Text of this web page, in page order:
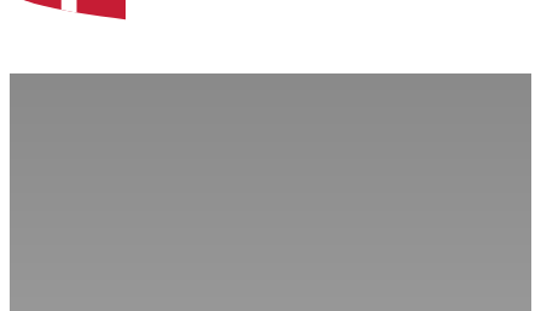
Contacto